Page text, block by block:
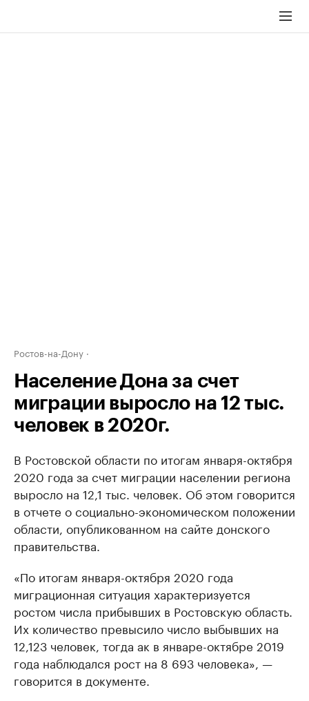
Ростов-на-Дону
Население Дона за счет
миграции выросло на 12 тыс.
человек в 2020г.
В Ростовской области по итогам января-октября
2020 года за счет миграции населении региона
выросло на 12,1 тыс. человек. Об этом говорится
в отчете о социально-экономическом положении
области, опубликованном на сайте донского
правительства.
«По итогам января-октября 2020 года
миграционная ситуация характеризуется
ростом числа прибывших в Ростовскую область.
Их количество превысило число выбывших на
12,123 человек, тогда ак в январе-октябре 2019
года наблюдался рост на 8 693 человека», —
говорится в документе.